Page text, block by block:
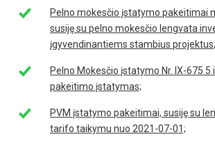
Pelno mokesčio įstatymo pakeitimai
susiję su pelno mokesčio lengvata
įgyvendinantiems stambius projektus;
Pelno Mokesčio įstatymo Nr. IX-675 5
pakeitimo įstatymas;
PVM įstatymo pakeitimai, susiję su
tarifo taikymu nuo 2021-07-01;